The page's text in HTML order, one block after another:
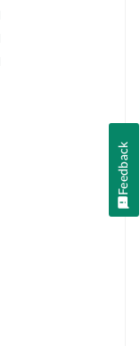
Feedback